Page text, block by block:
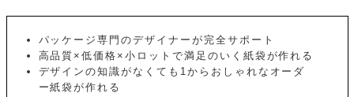
パッケージ専門のデザイナーが完全サポート
高品質×低価格×小ロットで満足のいく紙袋が作れる
デザインの知識がなくても1からおしゃれなオーダ
ー紙袋が作れる